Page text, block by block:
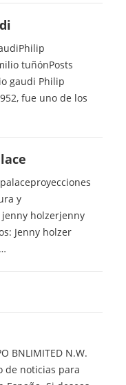
tuñónPosts
gaudi Philip
fue uno de los
y
holzerjenny
Jenny holzer
BNLIMITED N.W.
de noticias para